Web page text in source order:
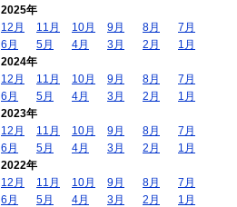
2025年
12月
11月 10月 9月 8月
7月
6月
5月 4月 3月 2月
1月
2024年
12月
11月 10月 9月 8月
7月
6月
5月 4月 3月 2月
1月
2023年
12月
11月 10月 9月 8月
7月
6月
5月 4月 3月 2月
1月
2022年
12月
11月 10月 9月 8月
7月
6月
5月 4月 3月 2月
1月